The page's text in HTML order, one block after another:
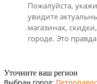
Пожалуйста,
увидите
магазинах,
городе. Это
Уточните ваш регион